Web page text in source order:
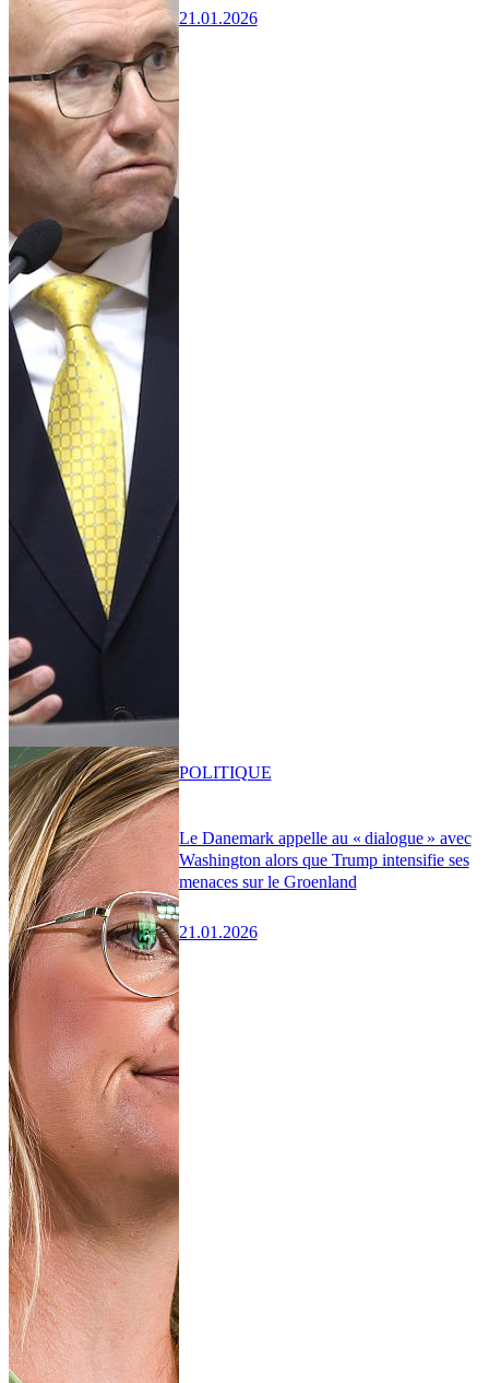
21.01.2026
Le Danemark appelle au « dialogue » avec
Washington alors que Trump intensifie ses
menaces sur le Groenland
21.01.2026
POLITIQUE